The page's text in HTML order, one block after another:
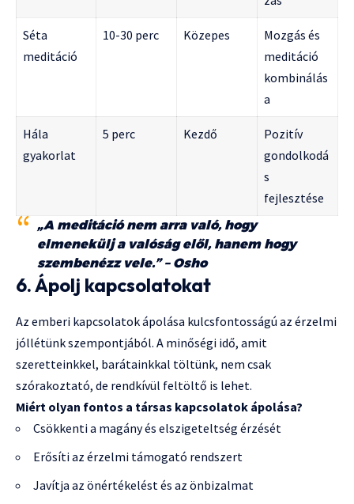
Séta
meditáció
10-30 perc Közepes
Mozgás és
meditáció
kombinálás
a
Hála
gyakorlat
5 perc Kezdő
Pozitív
gondolkodá
s
fejlesztése
„A meditáció nem arra való, hogy
elmenekülj a valóság elől, hanem hogy
szembenézz vele.” – Osho
6. Ápolj kapcsolatokat
Az emberi kapcsolatok ápolása kulcsfontosságú az érzelmi
jóllétünk szempontjából. A minőségi idő, amit
szeretteinkkel, barátainkkal töltünk, nem csak
szórakoztató, de rendkívül feltöltő is lehet.
Miért olyan fontos a társas kapcsolatok ápolása?
Csökkenti a magány és elszigeteltség érzését
Erősíti az érzelmi támogató rendszert
Javítja az önértékelést és az önbizalmat